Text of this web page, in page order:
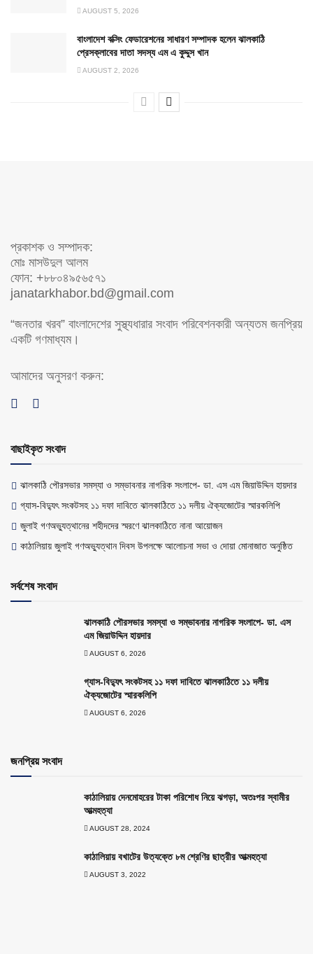
AUGUST 5, 2026
বাংলাদেশ বক্সিং ফেডারেশনের সাধারণ সম্পাদক হলেন ঝালকাঠি
প্রেসক্লাবের দাতা সদস্য এম এ কুদ্দুস খান
AUGUST 2, 2026
প্রকাশক ও সম্পাদক:
মোঃ মাসউদুল আলম
ফোন: +৮৮০৪৯৫৬৫৭১
janatarkhabor.bd@gmail.com
“জনতার খরব” বাংলাদেশের সুস্থ্যধারার সংবাদ পরিবেশনকারী অন্যতম জনপ্রিয়
একটি গণমাধ্যম।
আমাদের অনুসরণ করুন:
বাছাইকৃত সংবাদ
ঝালকাঠি পৌরসভার সমস্যা ও সম্ভাবনার নাগরিক সংলাপে- ডা. এস এম জিয়াউদ্দিন হায়দার
গ্যাস-বিদ্যুৎ সংকটসহ ১১ দফা দাবিতে ঝালকাঠিতে ১১ দলীয় ঐক্যজোটের স্মারকলিপি
জুলাই গণঅভ্যুত্থানের শহীদদের স্মরণে ঝালকাঠিতে নানা আয়োজন
কাঠালিয়ায় জুলাই গণঅভ্যুত্থান দিবস উপলক্ষে আলোচনা সভা ও দোয়া মোনাজাত অনুষ্ঠিত
সর্বশেষ সংবাদ
ঝালকাঠি পৌরসভার সমস্যা ও সম্ভাবনার নাগরিক সংলাপে- ডা. এস
এম জিয়াউদ্দিন হায়দার
AUGUST 6, 2026
গ্যাস-বিদ্যুৎ সংকটসহ ১১ দফা দাবিতে ঝালকাঠিতে ১১ দলীয়
ঐক্যজোটের স্মারকলিপি
AUGUST 6, 2026
জনপ্রিয় সংবাদ
কাঠালিয়ায় দেনমোহরের টাকা পরিশোধ নিয়ে ঝগড়া, অতঃপর স্বামীর
আত্মহত্যা
AUGUST 28, 2024
কাঠালিয়ায় বখাটের উত্যক্তে ৮ম শ্রেণির ছাত্রীর আত্মহত্যা
AUGUST 3, 2022